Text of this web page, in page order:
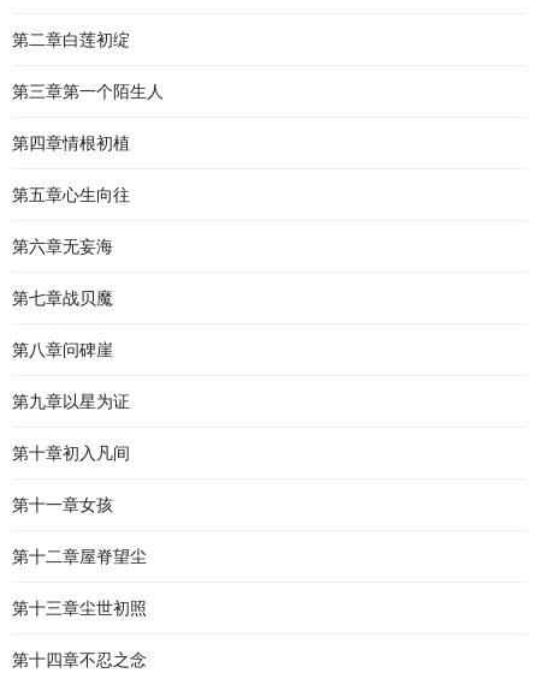
第二章白莲初绽
第三章第一个陌生人
第四章情根初植
第五章心生向往
第六章无妄海
第七章战贝魔
第八章问碑崖
第九章以星为证
第十章初入凡间
第十一章女孩
第十二章屋脊望尘
第十三章尘世初照
第十四章不忍之念